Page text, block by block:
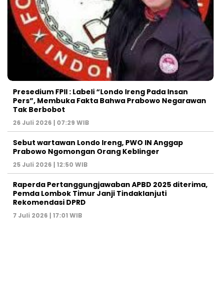
Presedium FPII : Labeli “Londo Ireng Pada Insan
Pers”, Membuka Fakta Bahwa Prabowo Negarawan
Tak Berbobot
26 Juli 2026 | 07:29 WIB
Sebut wartawan Londo Ireng, PWO IN Anggap
Prabowo Ngomongan Orang Keblinger
25 Juli 2026 | 12:50 WIB
Raperda Pertanggungjawaban APBD 2025 diterima,
Pemda Lombok Timur Janji Tindaklanjuti
Rekomendasi DPRD
7 Juli 2026 | 17:01 WIB